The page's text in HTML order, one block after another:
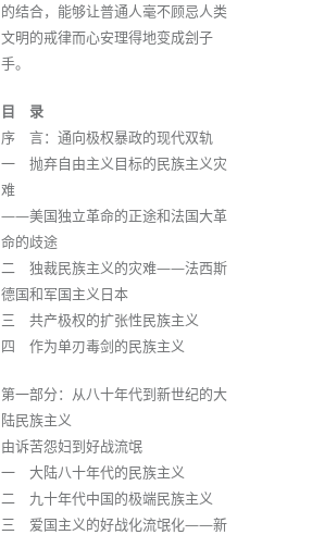
的结合，能够让普通人毫不顾忌人类
文明的戒律而心安理得地变成刽子
手。
目 录
序 言：通向极权暴政的现代双轨
一 抛弃自由主义目标的民族主义灾
难
——美国独立革命的正途和法国大革
命的歧途
二 独裁民族主义的灾难——法西斯
德国和军国主义日本
三 共产极权的扩张性民族主义
四 作为单刃毒剑的民族主义
第一部分：从八十年代到新世纪的大
陆民族主义
由诉苦怨妇到好战流氓
一 大陆八十年代的民族主义
二 九十年代中国的极端民族主义
三 爱国主义的好战化流氓化——新